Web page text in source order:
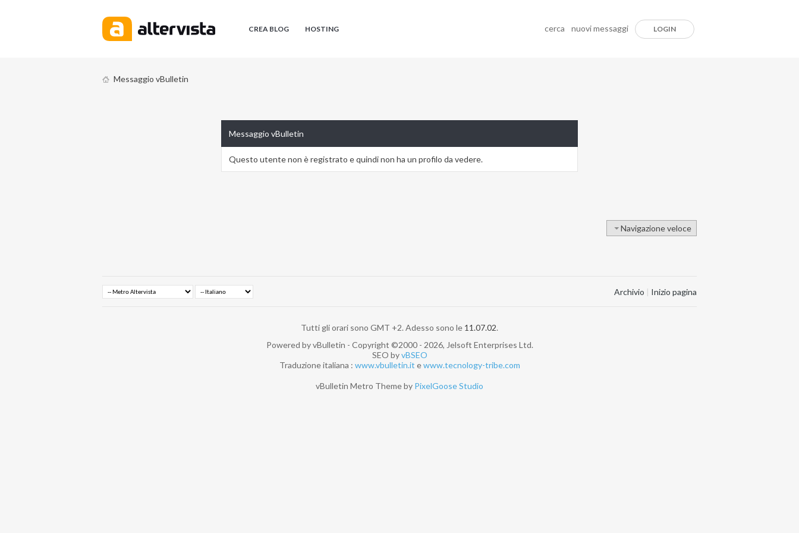
CREA BLOG HOSTING cerca nuovi messaggi LOGIN
Messaggio vBulletin
Messaggio vBulletin
Questo utente non è registrato e quindi non ha un profilo da vedere.
Navigazione veloce
Archivio | Inizio pagina
Tutti gli orari sono GMT +2. Adesso sono le 11.07.02.
Powered by vBulletin - Copyright ©2000 - 2026, Jelsoft Enterprises Ltd.
SEO byvBSEO
Traduzione italiana : www.vbulletin.it ewww.tecnology-tribe.com
vBulletin Metro Theme by PixelGoose Studio